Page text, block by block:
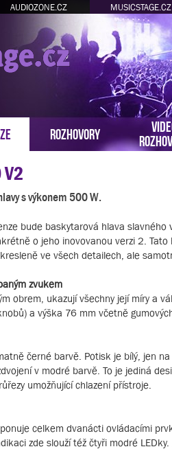
AUDIOZONE.CZ MUSICSTAGE.CZ
ROZHOVORY
s výkonem 500 W.
bude baskytarová hlava
o jeho inovovanou verzi 2.
ve všech detailech, ale
zvukem
obrem, ukazují všechny její míry a
a výška 76 mm včetně
černé barvě. Potisk je bílý, jen
v modré barvě. To je jediná
umožňující chlazení přístroje.
celkem dvanácti ovládacími
zde slouží též čtyři modré